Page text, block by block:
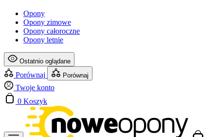
Opony
Opony zimowe
Opony całoroczne
Opony letnie
Ostatnio oglądane
Porównaj Porównaj
Twoje konto
0 Koszyk